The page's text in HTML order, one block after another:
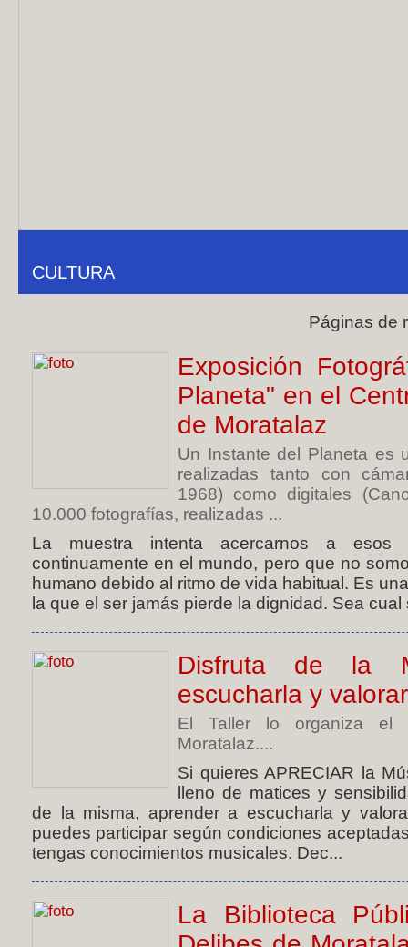
CULTURA
Páginas de
Exposición
Planeta" en el
de Moratalaz
Un Instante del Planeta es
realizadas tanto con
1968) como digitales
10.000 fotografías, realizadas ...
La muestra intenta acercarnos a esos
continuamente en el mundo, pero que no
humano debido al ritmo de vida habitual. Es
la que el ser jamás pierde la dignidad. Sea
Disfruta de la
escucharla y
El Taller lo organiza el
Moratalaz....
Si quieres APRECIAR la
lleno de matices y
de la misma, aprender a escucharla y
puedes participar según condiciones
tengas conocimientos musicales. Dec...
La Biblioteca